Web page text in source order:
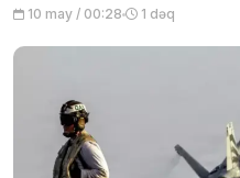
10 may / 00:28 1 dəq